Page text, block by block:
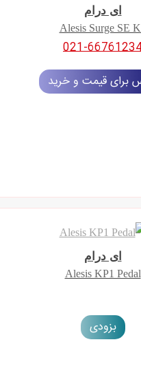
ای درام
Alesis Surge SE
021-
برای قیمت و خرید
ای درام
Alesis KP1 Pedal
بزودی